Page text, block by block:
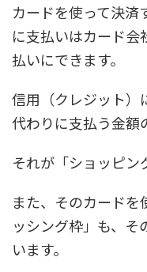
カードを使って決済
に支払いはカード会
払いにできます。
信用（クレジット）
代わりに支払う金額
それが 「ショッピン
また、そのカードを
ッシング枠」 も、そ
います。